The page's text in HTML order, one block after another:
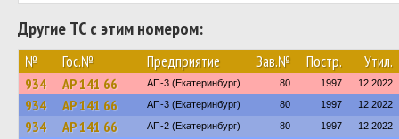
Другие ТС с этим номером:
№ Гос.№ Предприятие Зав.№ Постр. Утил.
934 АР 141 66 АП-3 (Екатеринбург) 80 1997 12.2022
934 АР 141 66 АП-3 (Екатеринбург) 80 1997 12.2022
934 АР 141 66 АП-2 (Екатеринбург) 80 1997 12.2022